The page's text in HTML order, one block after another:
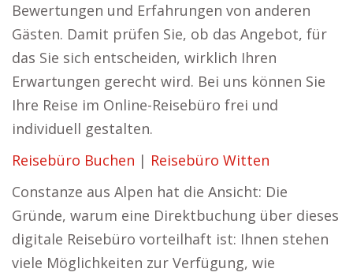
Bewertungen und Erfahrungen von anderen
Gästen. Damit prüfen Sie, ob das Angebot, für
das Sie sich entscheiden, wirklich Ihren
Erwartungen gerecht wird. Bei uns können Sie
Ihre Reise im Online-Reisebüro frei und
individuell gestalten.
Reisebüro Buchen | Reisebüro Witten
Constanze aus Alpen hat die Ansicht: Die
Gründe, warum eine Direktbuchung über dieses
digitale Reisebüro vorteilhaft ist: Ihnen stehen
viele Möglichkeiten zur Verfügung, wie